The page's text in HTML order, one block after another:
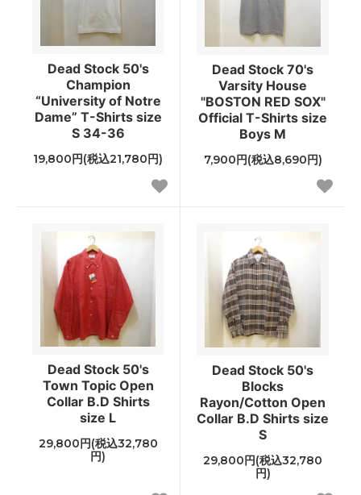
Dead Stock 50's
Champion
“University of Notre
Dame” T-Shirts size
S 34-36
19,800円(税込21,780円)
Dead Stock 70's
Varsity House
"BOSTON RED SOX"
Official T-Shirts size
Boys M
7,900円(税込8,690円)
Dead Stock 50's
Town Topic Open
Collar B.D Shirts
size L
29,800円(税込32,780
円)
Dead Stock 50's
Blocks
Rayon/Cotton Open
Collar B.D Shirts size
S
29,800円(税込32,780
円)